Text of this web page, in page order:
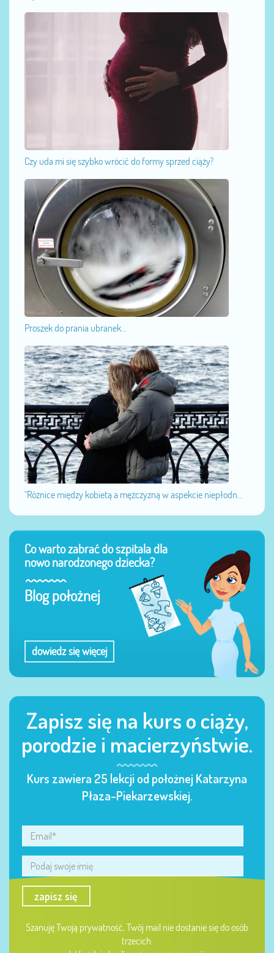
Czy uda mi się szybko wrócić do formy sprzed ciąży?
Proszek do prania ubranek...
"Różnice między kobietą a mężczyzną w aspekcie niepłodn...
Co warto zabrać do szpitala dla
nowo narodzonego dziecka?
Blog położnej
dowiedz się więcej
Zapisz się na kurs o ciąży,
porodzie i macierzyństwie.
Kurs zawiera 25 lekcji od położnej Katarzyna
Płaza-Piekarzewskiej.
zapisz się
Szanuję Twoją prywatność, Twój mail nie dostanie się do osób
trzecich.